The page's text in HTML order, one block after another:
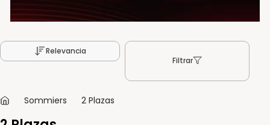
Relevancia
Filtrar
Sommiers 2 Plazas